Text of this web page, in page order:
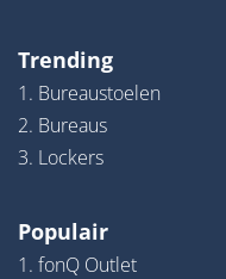
Trending
1. Bureaustoelen
2. Bureaus
3. Lockers
Populair
1. fonQ Outlet